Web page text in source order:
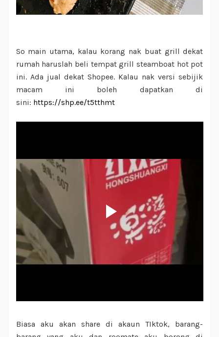
So main utama, kalau korang nak buat grill dekat
rumah haruslah beli tempat grill steamboat hot pot
ini. Ada jual dekat Shopee. Kalau nak versi sebijik
macam ini boleh dapatkan di
sini: https://shp.ee/t5tthmt
Biasa aku akan share di akaun TIktok, barang-